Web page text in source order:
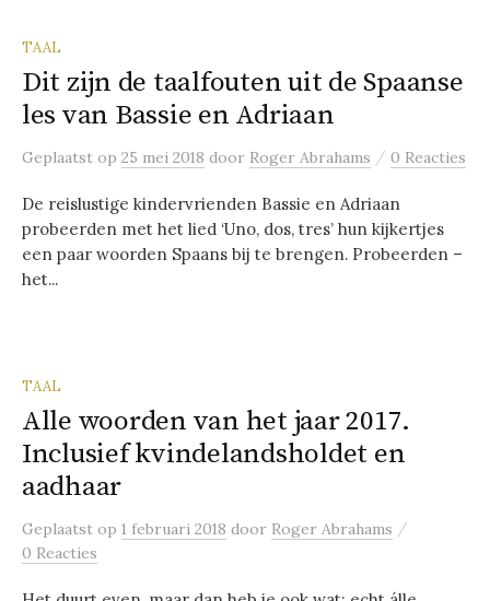
TAAL
Dit zijn de taalfouten uit de Spaanse
les van Bassie en Adriaan
Geplaatst op 25 mei 2018 door Roger Abrahams / 0 Reacties
De reislustige kindervrienden Bassie en Adriaan
probeerden met het lied ‘Uno, dos, tres’ hun kijkertjes
een paar woorden Spaans bij te brengen. Probeerden –
het...
TAAL
Alle woorden van het jaar 2017.
Inclusief kvindelandsholdet en
aadhaar
Geplaatst op 1 februari 2018 door Roger Abrahams /
0 Reacties